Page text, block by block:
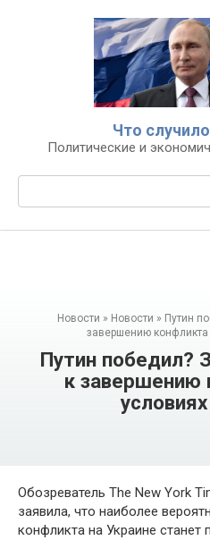
Что
Политические и
Новости » Новости » Путин
завершению
Путин победил?
к завершению
Обозреватель The New York
заявила, что наиболее
конфликта на Украине станет